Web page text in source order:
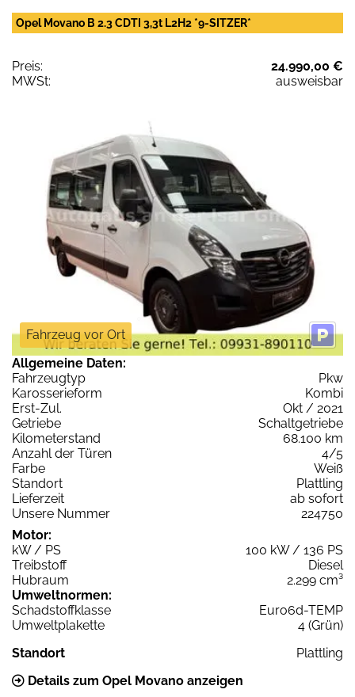
Opel Movano B 2.3 CDTI 3,3t L2H2 *9-SITZER*
Preis:
24.990,00 €
MWSt:
ausweisbar
Fahrzeug vor Ort
Allgemeine Daten:
Fahrzeugtyp
Pkw
Karosserieform
Kombi
Erst-Zul.
Okt / 2021
Getriebe
Schaltgetriebe
Kilometerstand
68.100 km
Anzahl der Türen
4/5
Farbe
Weiß
Standort
Plattling
Lieferzeit
ab sofort
Unsere Nummer
224750
Motor:
kW / PS
100 kW / 136 PS
Treibstoff
Diesel
Hubraum
2.299 cm³
Umweltnormen:
Schadstoffklasse
Euro6d-TEMP
Umweltplakette
4 (Grün)
Standort
Plattling
Details zum Opel Movano anzeigen